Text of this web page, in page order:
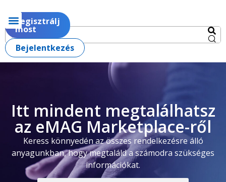
Regisztrálj
most
Bejelentkezés
Itt mindent megtalálhatsz
az eMAG Marketplace-ről
Keress könnyedén az összes rendelkezésre álló
anyagunkban, hogy megtaláld a számodra szükséges
információkat.